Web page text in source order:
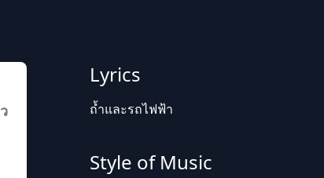
Lyrics
ถ้ำและรถไฟฟ้า
Style of Music